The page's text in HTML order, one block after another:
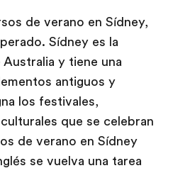
de verano en Sídney,
Sídney es la
y tiene una
antiguos y
los festivales,
que se celebran
de verano en Sídney
se vuelva una tarea